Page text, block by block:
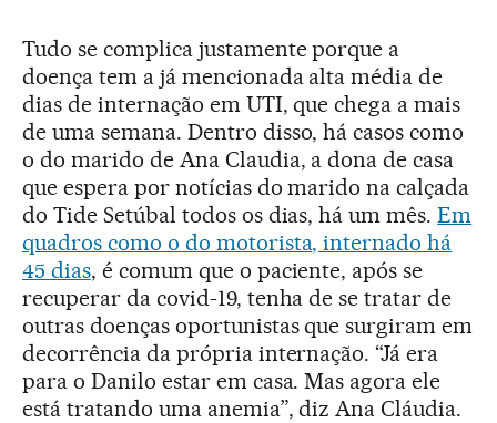
Tudo se complica justamente porque a
doença tem a já mencionada alta média de
dias de internação em UTI, que chega a mais
de uma semana. Dentro disso, há casos como
o do marido de Ana Claudia, a dona de casa
que espera por notícias do marido na calçada
do Tide Setúbal todos os dias, há um mês.Em
quadros como o do motorista, internado há
45 dias, é comum que o paciente, após se
recuperar da covid-19, tenha de se tratar de
outras doenças oportunistas que surgiram em
decorrência da própria internação. “Já era
para o Danilo estar em casa. Mas agora ele
está tratando uma anemia”, diz Ana Cláudia.